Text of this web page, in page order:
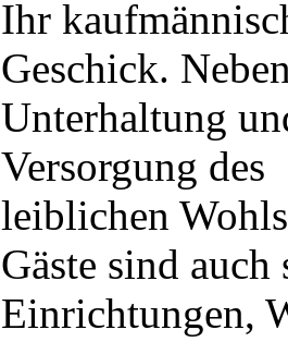
Ihr
Geschick.
Unterhaltung
Versorgung des
leiblichen
Gäste sind auch
Einrichtungen,